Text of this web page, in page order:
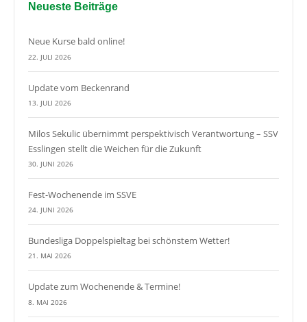
Neueste Beiträge
Neue Kurse bald online!
22. JULI 2026
Update vom Beckenrand
13. JULI 2026
Milos Sekulic übernimmt perspektivisch Verantwortung – SSV
Esslingen stellt die Weichen für die Zukunft
30. JUNI 2026
Fest-Wochenende im SSVE
24. JUNI 2026
Bundesliga Doppelspieltag bei schönstem Wetter!
21. MAI 2026
Update zum Wochenende & Termine!
8. MAI 2026